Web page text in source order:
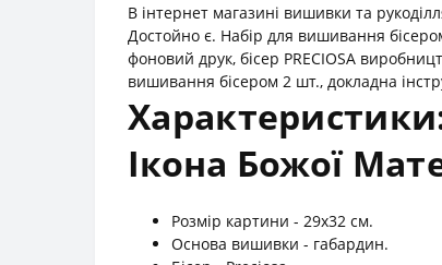
В інтернет магазині вишивки та
Достойно є. Набір для вишивання
фоновий друк, бісер PRECIOSA
вишивання бісером 2 шт., докладна
Ікона Божої
Розмір картини - 29х32 см.
Основа вишивки - габардин.